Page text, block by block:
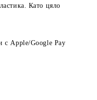
Като цяло
с Apple/Google Pay